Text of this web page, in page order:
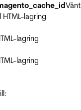
HTML-lagring
lagring
lagring